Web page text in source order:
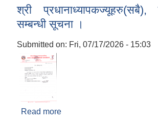
श्री
सम्बन्धी सूचना ।
Submitted on: Fri, 07/17/2026 - 15:03
Read more